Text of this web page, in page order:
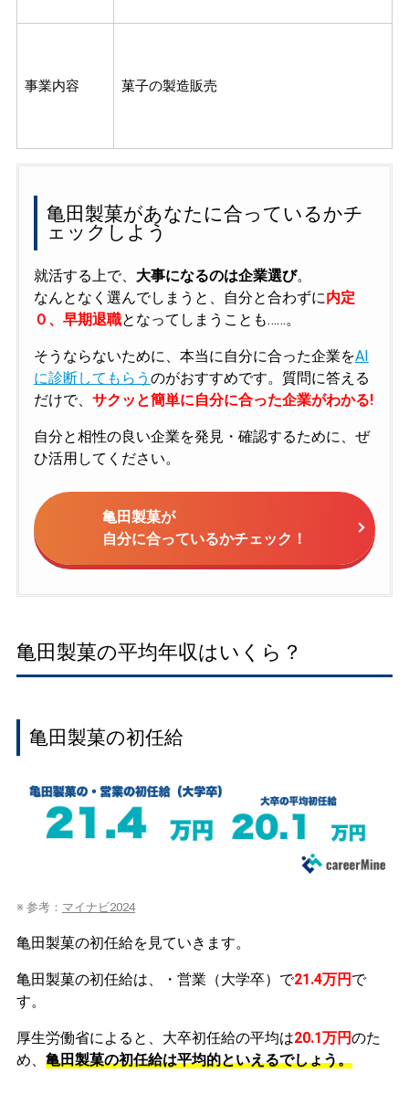
事業内容 菓子の製造販売
亀田製菓があなたに合っているかチ
ェックしよう
就活する上で、 大事になるのは企業選び。
なんとなく選んでしまうと、自分と合わずに内定
０、早期退職となってしまうことも……。
そうならないために、本当に自分に合った企業をAI
に診断してもらう のがおすすめです。質問に答える
だけで、 サクッと簡単に自分に合った企業がわかる!
自分と相性の良い企業を発見・確認するために、ぜ
ひ活用してください。
亀田製菓が
自分に合っているかチェック！
亀田製菓の平均年収はいくら？
亀田製菓の初任給
※ 参考： マイナビ2024
亀田製菓の初任給を見ていきます。
亀田製菓の初任給は、・営業（大学卒）で21.4万円 で
す。
厚生労働省によると、大卒初任給の平均は20.1万円のた
め、 亀田製菓の初任給は平均的といえるでしょう。